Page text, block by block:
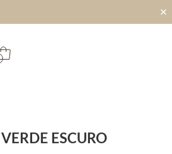
✕
ESCURO